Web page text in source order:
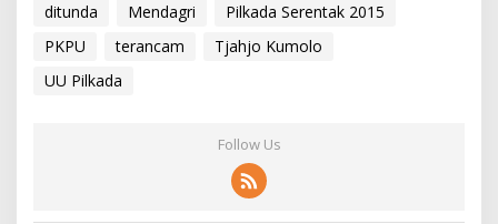
ditunda Mendagri
Pilkada Serentak 2015
PKPU
terancam
Tjahjo Kumolo
UU Pilkada
Follow Us